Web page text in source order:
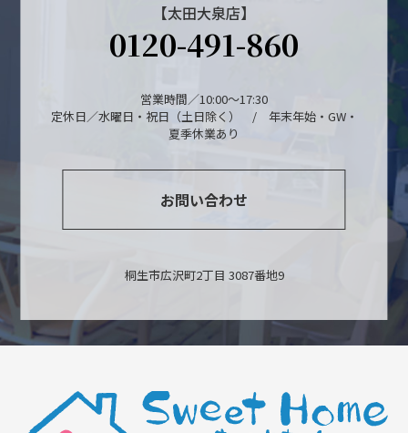
【太田大泉店】
0120-491-860
営業時間／10:00～17:30
定休日／水曜日・祝日（土日除く） / 年末年始・GW・
夏季休業あり
お問い合わせ
桐生市広沢町2丁目 3087番地9